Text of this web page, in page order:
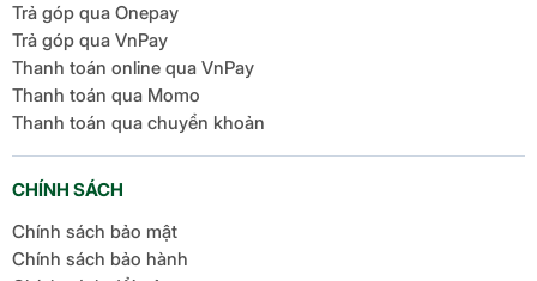
Snapdragon 8 Elite for Galaxy cũng được nâng cấp
về khả năng xử lý đồ họa, giống như việc chiếc xe
đua được trang bị hệ thống phanh và lái tốt hơn.
GPU Adreno mới trên chip này cho hình ảnh đẹp
hơn, mượt hơn tới 30% và đặc biệt là hỗ trợ công
nghệ Ray Tracing (tạo hiệu ứng ánh sáng chân thực
trong game) tốt hơn.
Trả góp qua Onepay
Trả góp qua VnPay
Thanh toán online qua VnPay
Thanh toán qua Momo
Thanh toán qua chuyển khoản
CHÍNH SÁCH
Chính sách bảo mật
Chính sách bảo hành